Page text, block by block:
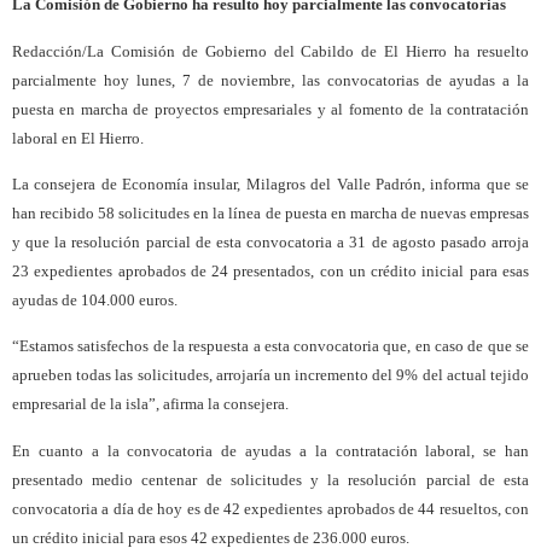
La Comisión de Gobierno ha resulto hoy parcialmente las convocatorias
Redacción/La Comisión de Gobierno del Cabildo de El Hierro ha resuelto
parcialmente hoy lunes, 7 de noviembre, las convocatorias de ayudas a la
puesta en marcha de proyectos empresariales y al fomento de la contratación
laboral en El Hierro.
La consejera de Economía insular, Milagros del Valle Padrón, informa que se
han recibido 58 solicitudes en la línea de puesta en marcha de nuevas empresas
y que la resolución parcial de esta convocatoria a 31 de agosto pasado arroja
23 expedientes aprobados de 24 presentados, con un crédito inicial para esas
ayudas de 104.000 euros.
“Estamos satisfechos de la respuesta a esta convocatoria que, en caso de que se
aprueben todas las solicitudes, arrojaría un incremento del 9% del actual tejido
empresarial de la isla”, afirma la consejera.
En cuanto a la convocatoria de ayudas a la contratación laboral, se han
presentado medio centenar de solicitudes y la resolución parcial de esta
convocatoria a día de hoy es de 42 expedientes aprobados de 44 resueltos, con
un crédito inicial para esos 42 expedientes de 236.000 euros.